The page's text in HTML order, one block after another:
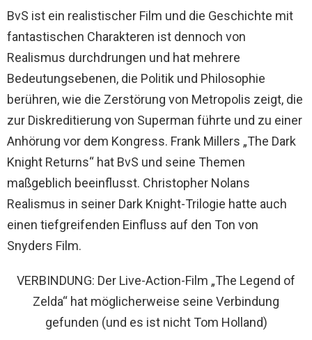
BvS ist ein realistischer Film und die Geschichte mit
fantastischen Charakteren ist dennoch von
Realismus durchdrungen und hat mehrere
Bedeutungsebenen, die Politik und Philosophie
berühren, wie die Zerstörung von Metropolis zeigt, die
zur Diskreditierung von Superman führte und zu einer
Anhörung vor dem Kongress. Frank Millers „The Dark
Knight Returns“ hat BvS und seine Themen
maßgeblich beeinflusst. Christopher Nolans
Realismus in seiner Dark Knight-Trilogie hatte auch
einen tiefgreifenden Einfluss auf den Ton von
Snyders Film.
VERBINDUNG: Der Live-Action-Film „The Legend of
Zelda“ hat möglicherweise seine Verbindung
gefunden (und es ist nicht Tom Holland)